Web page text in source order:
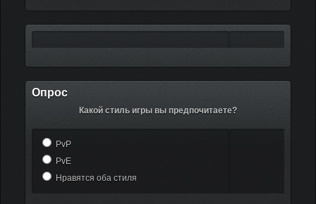
Опрос
Какой стиль игры вы предпочитаете?
PvP
PvE
Нравятся оба стиля